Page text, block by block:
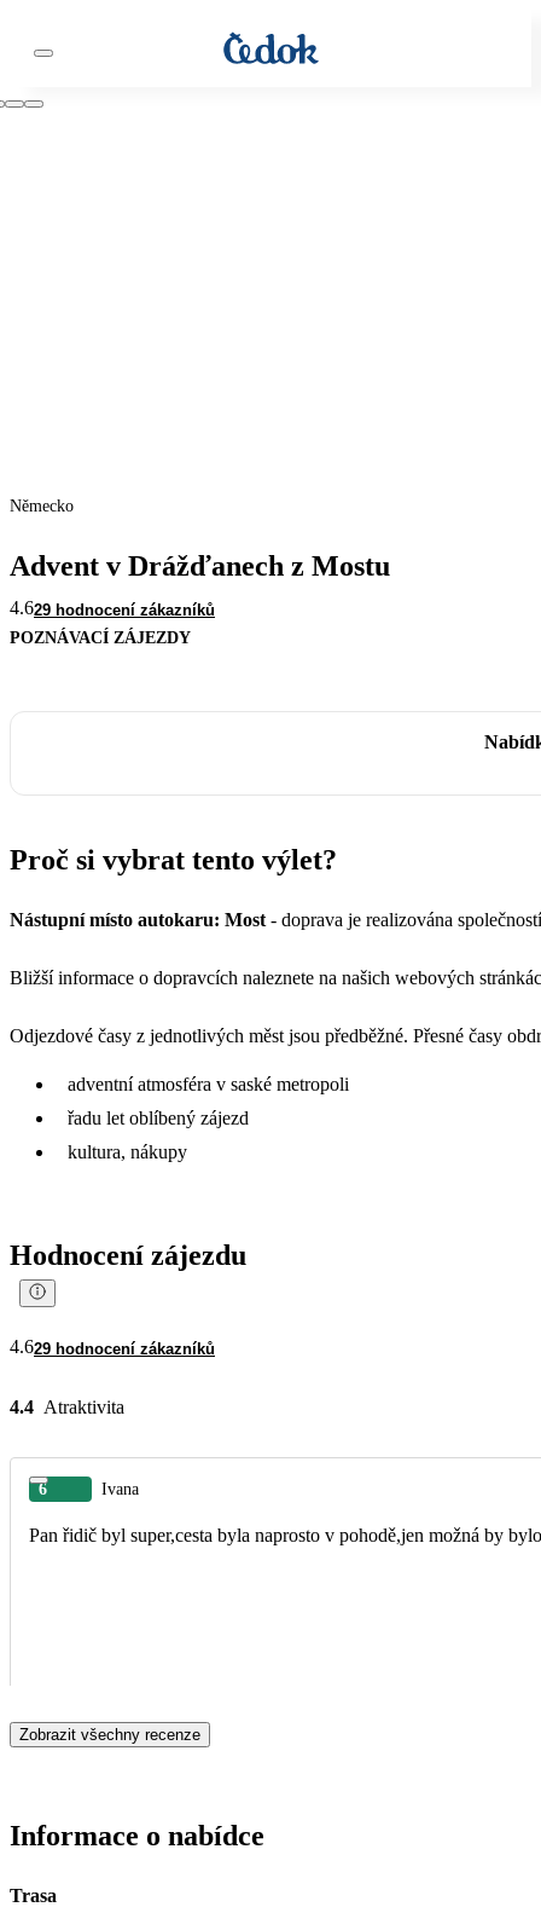
Německo
Advent v Drážďanech z Mostu
4.629 hodnocení zákazníků
POZNÁVACÍ ZÁJEZDY
Proč si vybrat tento výlet?
Nástupní místo autokaru: Most - doprava je realizována
Bližší informace o dopravcích naleznete na našich webových
Odjezdové časy z jednotlivých měst jsou předběžné. Přesné časy
adventní atmosféra v saské metropoli
řadu let oblíbený zájezd
kultura, nákupy
Hodnocení zájezdu
4.629 hodnocení zákazníků
4.4 Atraktivita
6 Ivana
Pan řidič byl super,cesta byla naprosto v pohodě,jen možná by
Zobrazit všechny recenze
Informace o nabídce
Trasa